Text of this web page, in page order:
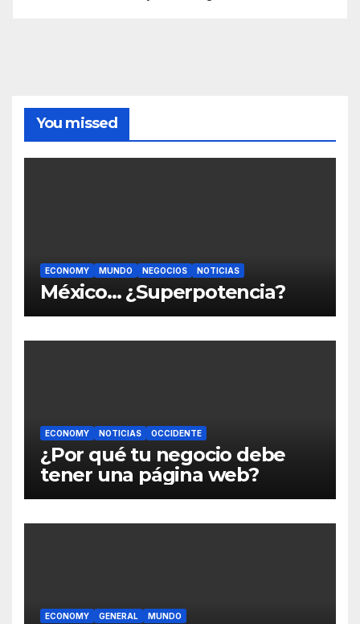
You missed
ECONOMY MUNDO NEGOCIOS NOTICIAS
México… ¿Superpotencia?
ECONOMY NOTICIAS OCCIDENTE
¿Por qué tu negocio debe
tener una página web?
ECONOMY GENERAL MUNDO